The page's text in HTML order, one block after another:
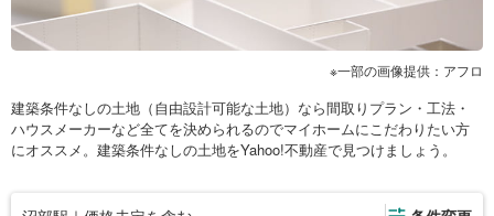
一部の画像提供：アフロ
建築条件なしの土地（自由設計可能な土地）なら間取りプラン・工法・
ハウスメーカーなど全てを決められるのでマイホームにこだわりたい方
にオススメ。建築条件なしの土地をYahoo!不動産で見つけましょう。